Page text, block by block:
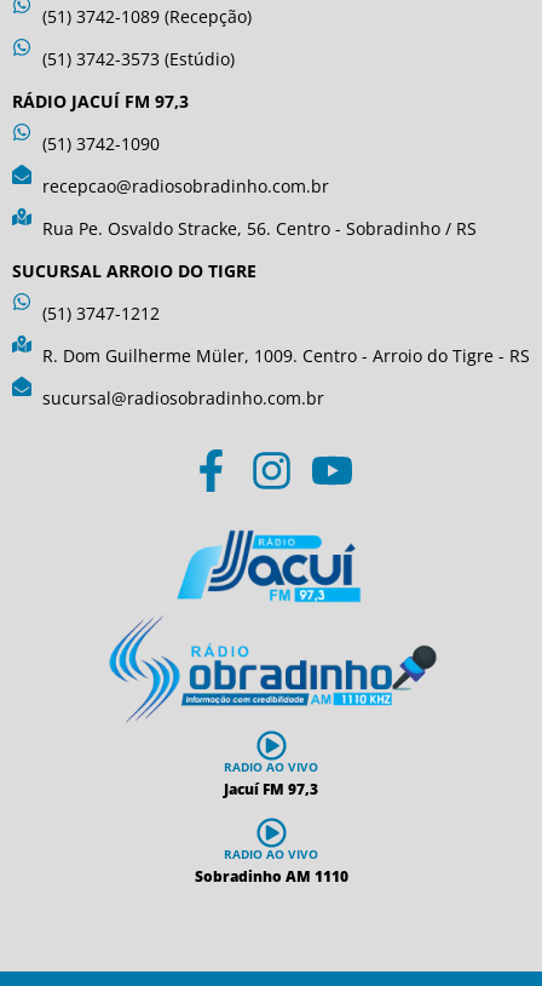
(51) 3742-1089 (Recepção)
(51) 3742-3573 (Estúdio)
RÁDIO JACUÍ FM 97,3
(51) 3742-1090
recepcao@radiosobradinho.com.br
Rua Pe. Osvaldo Stracke, 56. Centro - Sobradinho / RS
SUCURSAL ARROIO DO TIGRE
(51) 3747-1212
R. Dom Guilherme Müler, 1009. Centro - Arroio do Tigre - RS
sucursal@radiosobradinho.com.br
RADIO AO VIVO
Jacuí FM 97,3
RADIO AO VIVO
Sobradinho AM 1110